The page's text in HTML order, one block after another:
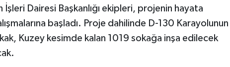
İşleri Dairesi Başkanlığı ekipleri, projenin hayata
başladı. Proje dahilinde D-130 Karayolunun
Kuzey kesimde kalan 1019 sokağa inşa edilecek